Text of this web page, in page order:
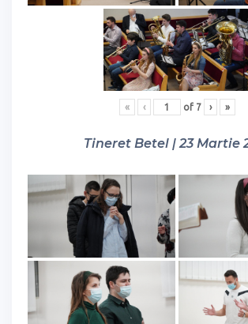
« ‹ of 7 › »
Tineret Betel | 23 Martie